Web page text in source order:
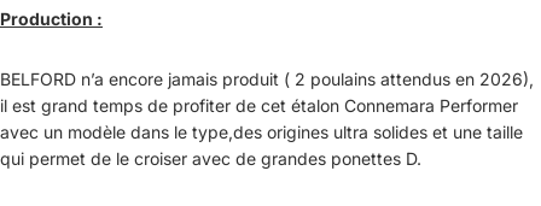
Production :
BELFORD n’a encore jamais produit ( 2 poulains attendus en 2026),
il est grand temps de profiter de cet étalon Connemara Performer
avec un modèle dans le type,des origines ultra solides et une taille
qui permet de le croiser avec de grandes ponettes D.